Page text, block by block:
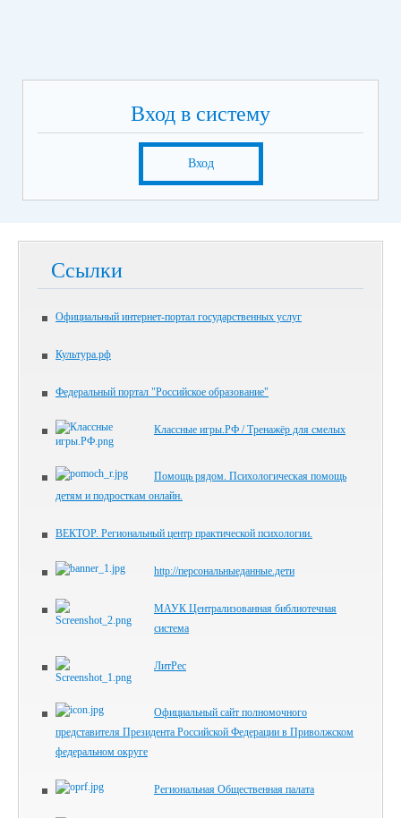
Вход в систему
Вход
Ссылки
Официальный интернет-портал государственных услуг
Культура.рф
Федеральный портал "Российское образование"
Классные игры.РФ / Тренажёр для смелых
Помощь рядом. Психологическая помощь
детям и подросткам онлайн.
ВЕКТОР. Региональный центр практической психологии.
http://персональныеданные.дети
МАУК Централизованная библиотечная
система
ЛитРес
Официальный сайт полномочного
представителя Президента Российской Федерации в Приволжском
федеральном округе
Региональная Общественная палата